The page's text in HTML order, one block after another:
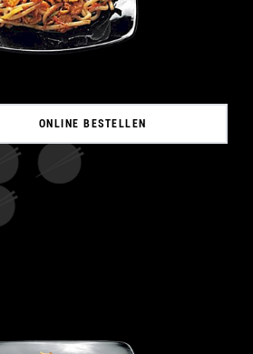
ONLINE BESTELLEN